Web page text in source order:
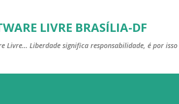
LIVRE BRASÍLIA-DF
Livre… Liberdade significa responsabilidade, é por